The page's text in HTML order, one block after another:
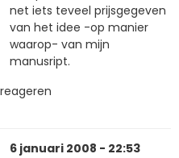
net iets teveel prijsgegeven
van het idee -op manier
waarop- van mijn
manusript.
6 januari 2008 - 22:53